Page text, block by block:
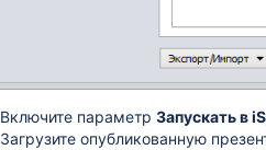
Включите параметр Запускать в
Загрузите опубликованную